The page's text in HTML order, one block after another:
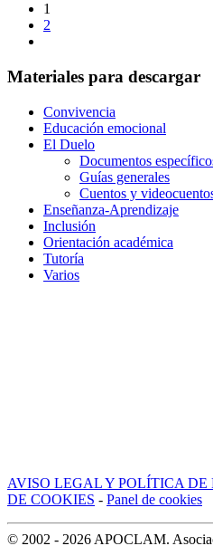
1
2
Materiales para descargar
Convivencia
Educación emocional
El Duelo
Documentos
Guías generales
Cuentos y
Enseñanza-Aprendizaje
Inclusión
Orientación académica
Tutoría
Varios
AVISO LEGAL Y POLÍTICA DE
DE COOKIES - Panel de cookies
© 2002 - 2026 APOCLAM.